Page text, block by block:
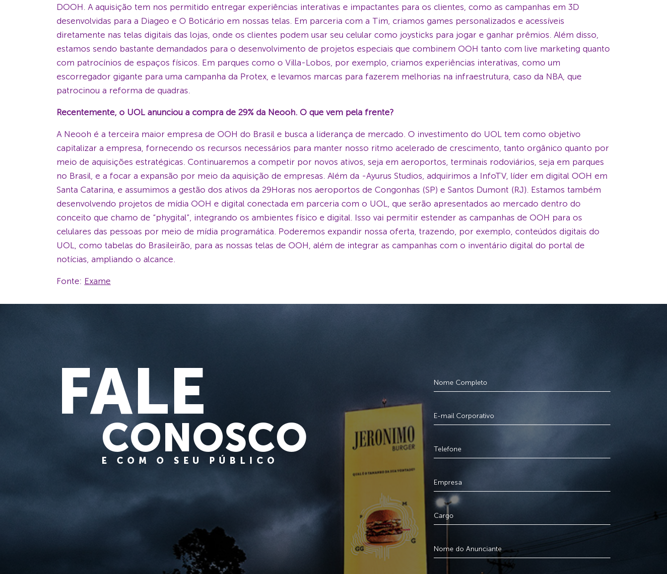
DOOH. A aquisição tem nos permitido entregar experiências interativas e impactantes para os clientes, como as campanhas em 3D
desenvolvidas para a Diageo e O Boticário em nossas telas. Em parceria com a Tim, criamos games personalizados e acessíveis
diretamente nas telas digitais das lojas, onde os clientes podem usar seu celular como joysticks para jogar e ganhar prêmios. Além disso,
estamos sendo bastante demandados para o desenvolvimento de projetos especiais que combinem OOH tanto com live marketing quanto
com patrocínios de espaços físicos. Em parques como o Villa-Lobos, por exemplo, criamos experiências interativas, como um
escorregador gigante para uma campanha da Protex, e levamos marcas para fazerem melhorias na infraestrutura, caso da NBA, que
patrocinou a reforma de quadras.
Recentemente, o UOL anunciou a compra de 29% da Neooh. O que vem pela frente?
A Neooh é a terceira maior empresa de OOH do Brasil e busca a liderança de mercado. O investimento do UOL tem como objetivo
capitalizar a empresa, fornecendo os recursos necessários para manter nosso ritmo acelerado de crescimento, tanto orgânico quanto por
meio de aquisições estratégicas. Continuaremos a competir por novos ativos, seja em aeroportos, terminais rodoviários, seja em parques
no Brasil, e a focar a expansão por meio da aquisição de empresas. Além da -Ayurus Studios, adquirimos a InfoTV, líder em digital OOH em
Santa Catarina, e assumimos a gestão dos ativos da 29Horas nos aeroportos de Congonhas (SP) e Santos Dumont (RJ). Estamos também
desenvolvendo projetos de mídia OOH e digital conectada em parceria com o UOL, que serão apresentados ao mercado dentro do
conceito que chamo de “phygital”, integrando os ambientes físico e digital. Isso vai permitir estender as campanhas de OOH para os
celulares das pessoas por meio de mídia programática. Poderemos expandir nossa oferta, trazendo, por exemplo, conteúdos digitais do
UOL, como tabelas do Brasileirão, para as nossas telas de OOH, além de integrar as campanhas com o inventário digital do portal de
notícias, ampliando o alcance.
Fonte: Exame
FALE
CONOSCO
E COM O SEU PÚBLICO